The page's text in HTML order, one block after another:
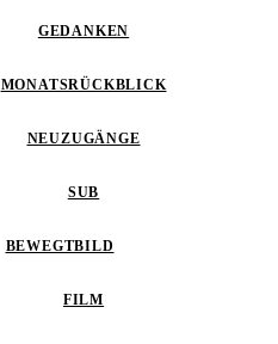
GEDANKEN
MONATSRÜCKBLICK
NEUZUGÄNGE
SUB
BEWEGTBILD
FILM